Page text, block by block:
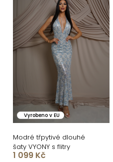
Vyrobeno v EU
Modré třpytivé dlouhé
šaty VYONY s flitry
1 099 Kč